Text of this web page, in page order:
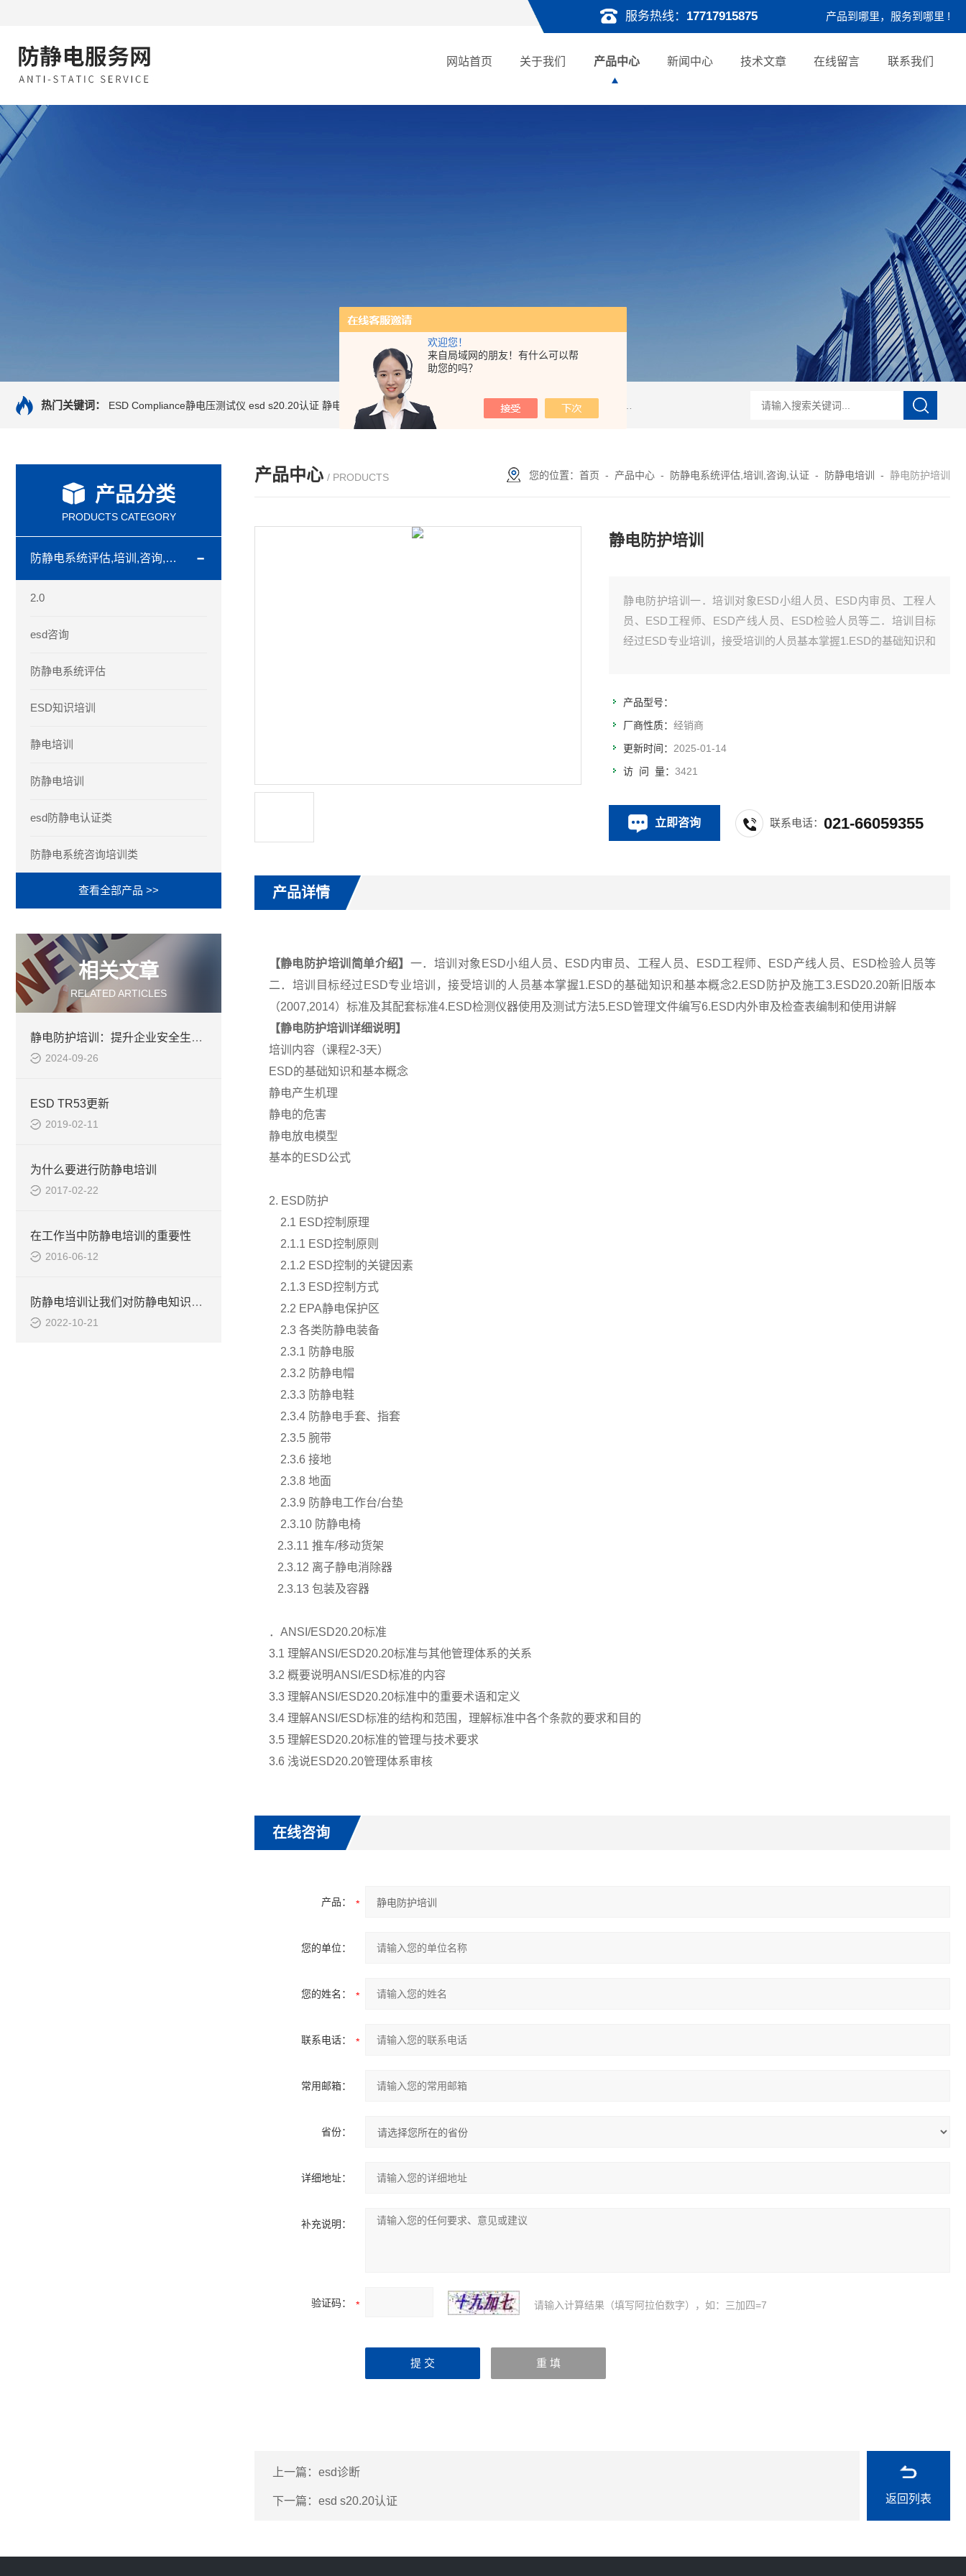
欢迎您！
来自局域网的朋友！有什么可以帮
助您的吗？
服务热线： 17717915875 产品到哪里，服务到哪里 !
网站首页 关于我们 产品中心 新闻中心 技术文章 在线留言 联系我们
热门关键词： ESD Compliance静电压测试仪 esd s20.20认证 静电防护培训 esd诊断 esd20.20 静电咨询 esd咨询 Efm022 IEC61340-5-1iec61340 认证 ESD知识培训 ESD20.20认证
产品分类
PRODUCTS CATEGORY
防静电系统评估,培训,咨询,认证
2.0
esd咨询
防静电系统评估
ESD知识培训
静电培训
防静电培训
esd防静电认证类
防静电系统咨询培训类
查看全部产品 >>
相关文章
RELATED ARTICLES
静电防护培训：提升企业安全生产的关键
2024-09-26
ESD TR53更新
2019-02-11
为什么要进行防静电培训
2017-02-22
在工作当中防静电培训的重要性
2016-06-12
防静电培训让我们对防静电知识更进一步了解
2022-10-21
产品中心 / PRODUCTS 您的位置： 首页 - 产品中心 - 防静电系统评估,培训,咨询,认证 - 防静电培训 - 静电防护培训
静电防护培训
静电防护培训一．培训对象ESD小组人员、ESD内审员、工程人
员、ESD工程师、ESD产线人员、ESD检验人员等二．培训目标
经过ESD专业培训，接受培训的人员基本掌握1.ESD的基础知识和
写6.ESD内外审及检查表编制和使用讲解
产品型号：
厂商性质：经销商
更新时间： 2025-01-14
访 问 量：3421
立即咨询 联系电话：021-66059355
产品详情
【静电防护培训 简单介绍】 一．培训对象ESD小组人员、ESD内审员、工程人员、ESD工程师、ESD产线人员、ESD检验人员等
二．培训目标经过ESD专业培训，接受培训的人员基本掌握1.ESD的基础知识和基本概念2.ESD防护及施工3.ESD20.20新旧版本
（2007,2014）标准及其配套标准4.ESD检测仪器使用及测试方法5.ESD管理文件编写6.ESD内外审及检查表编制和使用讲解
【静电防护培训 详细说明】
培训内容（课程2-3天）
ESD的基础知识和基本概念
静电产生机理
静电的危害
静电放电模型
基本的ESD公式
2. ESD 防护
2.1 ESD控制原理
2.1.1 ESD控制原则
2.1.2 ESD控制的关键因素
2.1.3 ESD控制方式
2.2 EPA静电保护区
2.3 各类防静电装备
2.3.1 防静电服
2.3.2 防静电帽
2.3.3 防静电鞋
2.3.4 防静电手套、指套
2.3.5 腕带
2.3.6 接地
2.3.8 地面
2.3.9 防静电工作台/台垫
2.3.10 防静电椅
2.3.11 推车/移动货架
2.3.12 离子静电消除器
2.3.13 包装及容器
． ANSI/ESD20.20标准
3.1 理解ANSI/ESD20.20标准与其他管理体系的关系
3.2 概要说明ANSI/ESD标准的内容
3.3 理解ANSI/ESD20.20标准中的重要术语和定义
3.4 理解ANSI/ESD标准的结构和范围，理解标准中各个条款的要求和目的
3.5 理解ESD20.20标准的管理与技术要求
3.6 浅说ESD20.20管理体系审核
在线咨询
产品：
您的单位：
您的姓名：
联系电话：
常用邮箱：
省份：
详细地址：
补充说明：
验证码： 请输入计算结果（填写阿拉伯数字），如：三加四=7
上一篇： esd诊断
下一篇： esd s20.20认证 返回列表